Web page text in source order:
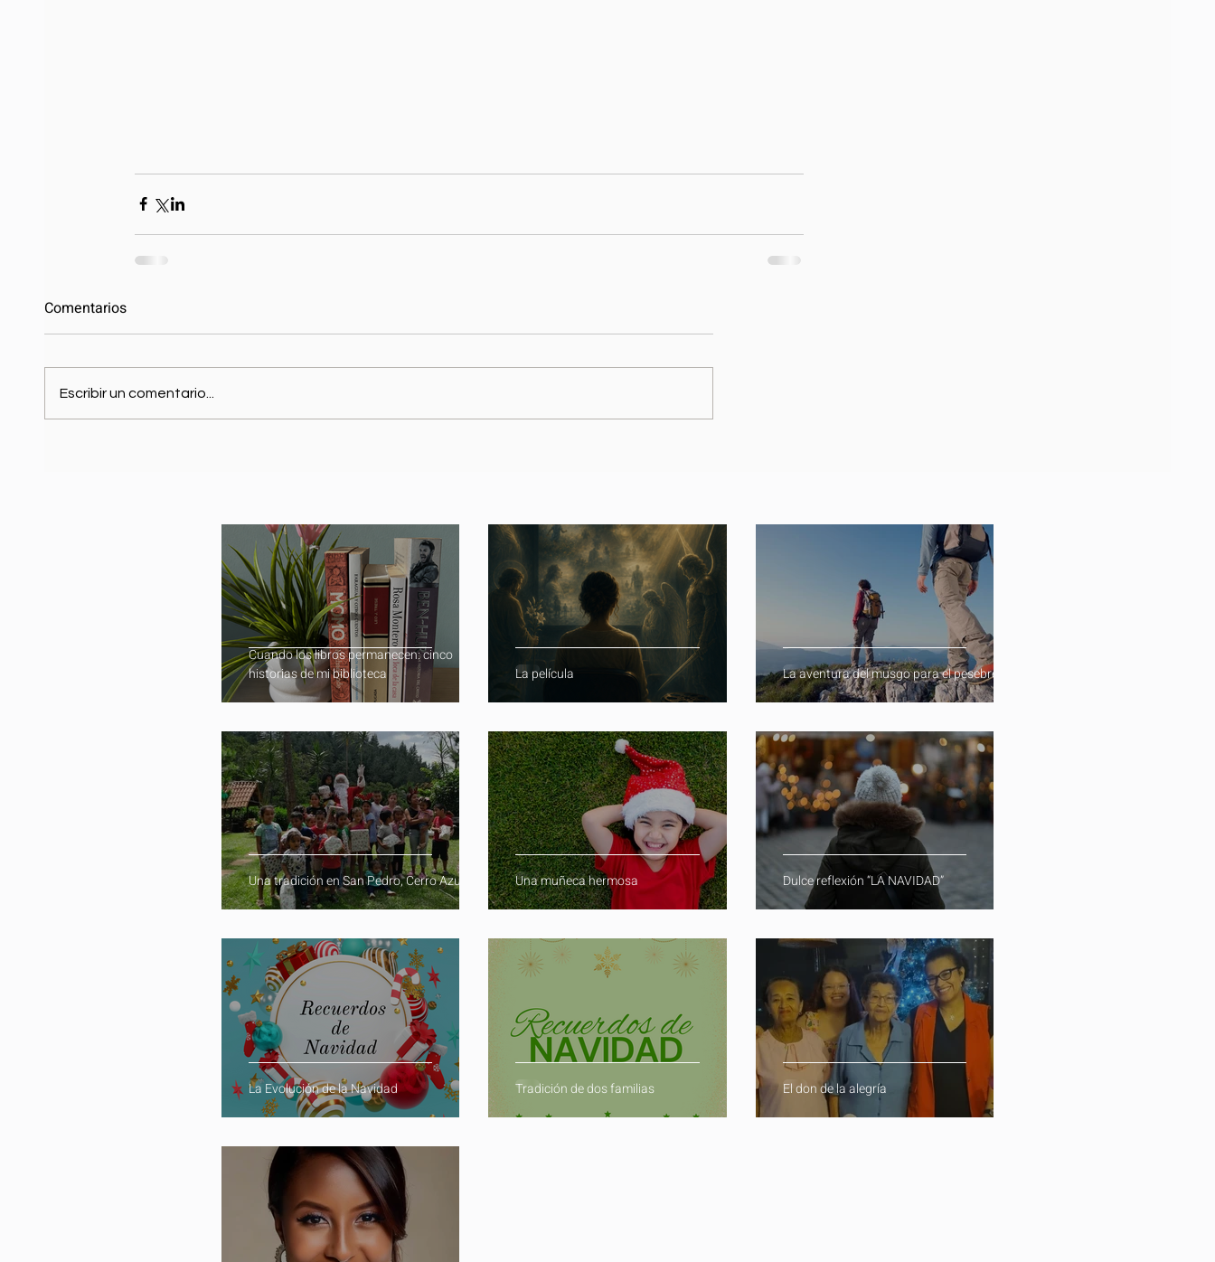
Comentarios
Escribir un comentario...
Cuando los libros permanecen: cinco
historias de mi biblioteca
La película La aventura del musgo para el pesebre
Una tradición en San Pedro, Cerro Azul Una muñeca hermosa Dulce reflexión “LA NAVIDAD”
La Evolución de la Navidad Tradición de dos familias El don de la alegría